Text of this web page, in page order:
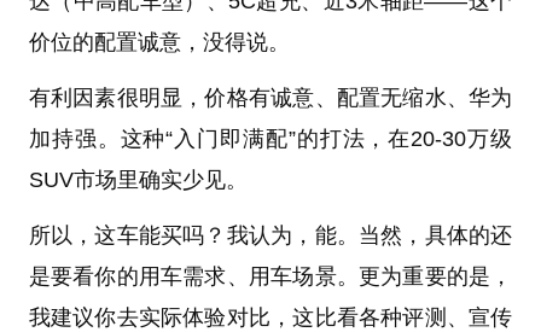
价位的配置诚意，没得说。
有利因素很明显，价格有诚意、配置无缩水、华为
加持强。这种“入门即满配”的打法，在20-30万级
SUV市场里确实少见。
所以，这车能买吗？我认为，能。当然，具体的还
是要看你的用车需求、用车场景。更为重要的是，
我建议你去实际体验对比，这比看各种评测、宣传